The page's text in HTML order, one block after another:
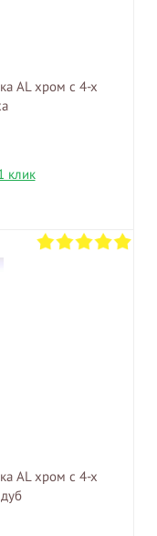
AL хром с 4-х
клик
AL хром с 4-х